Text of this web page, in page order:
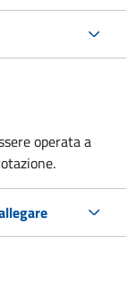
operata a